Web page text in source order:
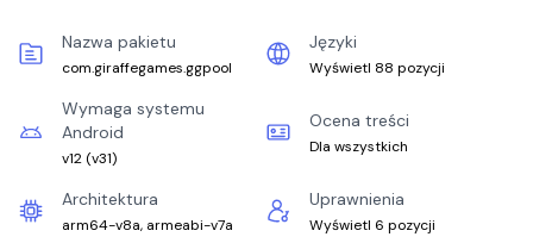
Nazwa pakietu
com.giraffegames.ggpool
Języki
Wyświetl 88 pozycji
Wymaga systemu
Android
v12(v31)
Ocena treści
Dla wszystkich
Architektura
arm64-v8a, armeabi-v7a
Uprawnienia
Wyświetl 6 pozycji